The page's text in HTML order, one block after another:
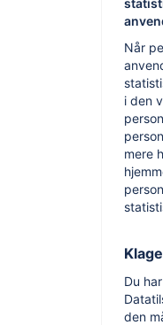
Når
i den
mere
Du
den